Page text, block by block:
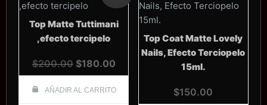
Top Matte Tuttimani
,efecto tercipelo
$200.00 El
precio
original
$180.00El
precio
actual
AÑADIR AL CARRITO
Top Coat Matte Lovely
Nails, Efecto Terciopelo
15ml.
$150.00